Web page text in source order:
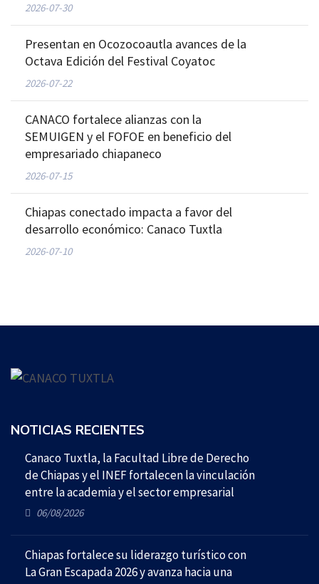
2026-07-30
Presentan en Ocozocoautla avances de la
Octava Edición del Festival Coyatoc
2026-07-22
CANACO fortalece alianzas con la
SEMUIGEN y el FOFOE en beneficio del
empresariado chiapaneco
2026-07-15
Chiapas conectado impacta a favor del
desarrollo económico: Canaco Tuxtla
2026-07-10
NOTICIAS RECIENTES
Canaco Tuxtla, la Facultad Libre de Derecho
de Chiapas y el INEF fortalecen la vinculación
entre la academia y el sector empresarial
06/08/2026
Chiapas fortalece su liderazgo turístico con
La Gran Escapada 2026 y avanza hacia una